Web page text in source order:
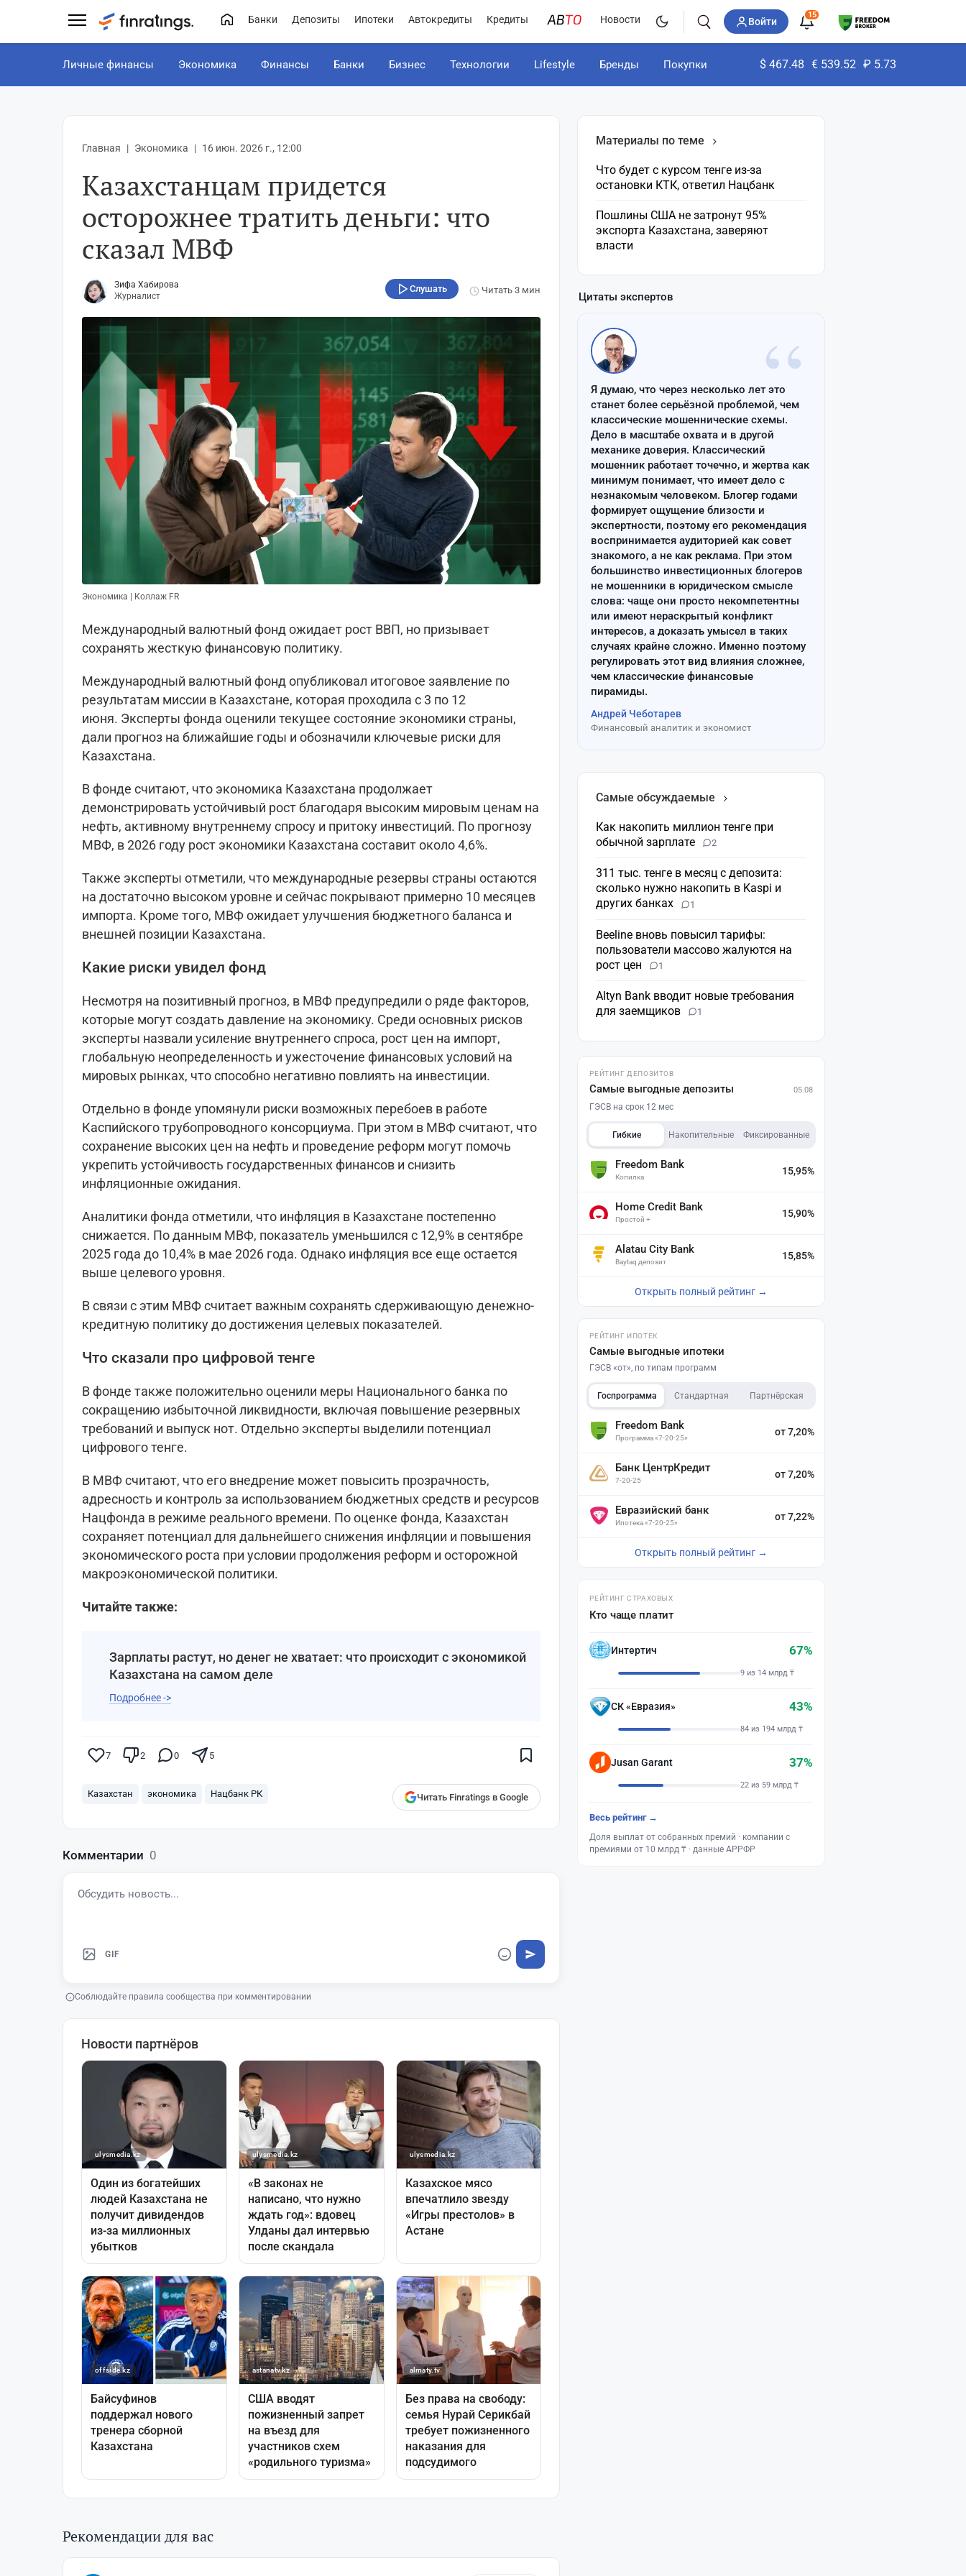
Банки Депозиты Ипотеки Автокредиты Кредиты Новости Войти
15
Личные финансы Экономика Финансы Банки Бизнес Технологии Lifestyle Бренды Покупки $ 467.48 € 539.52 ₽ 5.73
Главная Экономика 16 июн. 2026 г., 12:00
Казахстанцам придется
осторожнее тратить деньги: что
сказал МВФ
Зифа Хабирова
Журналист
Слушать Читать3 мин
Экономика | Коллаж FR
Международный валютный фонд ожидает рост ВВП, но призывает
сохранять жесткую финансовую политику.
Международный валютный фонд опубликовал итоговое заявление по
результатам миссии в Казахстане, которая проходила с 3 по 12
июня. Эксперты фонда оценили текущее состояние экономики страны,
дали прогноз на ближайшие годы и обозначили ключевые риски для
Казахстана.
В фонде считают, что экономика Казахстана продолжает
демонстрировать устойчивый рост благодаря высоким мировым ценам на
нефть, активному внутреннему спросу и притоку инвестиций. По прогнозу
МВФ, в 2026 году рост экономики Казахстана составит около 4,6%.
Также эксперты отметили, что международные резервы страны остаются
на достаточно высоком уровне и сейчас покрывают примерно 10 месяцев
импорта. Кроме того, МВФ ожидает улучшения бюджетного баланса и
внешней позиции Казахстана.
Какие риски увидел фонд
Несмотря на позитивный прогноз, в МВФ предупредили о ряде факторов,
которые могут создать давление на экономику. Среди основных рисков
эксперты назвали усиление внутреннего спроса, рост цен на импорт,
глобальную неопределенность и ужесточение финансовых условий на
мировых рынках, что способно негативно повлиять на инвестиции.
Отдельно в фонде упомянули риски возможных перебоев в работе
Каспийского трубопроводного консорциума. При этом в МВФ считают, что
сохранение высоких цен на нефть и проведение реформ могут помочь
укрепить устойчивость государственных финансов и снизить
инфляционные ожидания.
Аналитики фонда отметили, что инфляция в Казахстане постепенно
снижается. По данным МВФ, показатель уменьшился с 12,9% в сентябре
2025 года до 10,4% в мае 2026 года. Однако инфляция все еще остается
выше целевого уровня.
В связи с этим МВФ считает важным сохранять сдерживающую денежно-
кредитную политику до достижения целевых показателей.
Что сказали про цифровой тенге
В фонде также положительно оценили меры Национального банка по
сокращению избыточной ликвидности, включая повышение резервных
требований и выпуск нот. Отдельно эксперты выделили потенциал
цифрового тенге.
В МВФ считают, что его внедрение может повысить прозрачность,
адресность и контроль за использованием бюджетных средств и ресурсов
Нацфонда в режиме реального времени. По оценке фонда, Казахстан
сохраняет потенциал для дальнейшего снижения инфляции и повышения
экономического роста при условии продолжения реформ и осторожной
макроэкономической политики.
Читайте также:
Зарплаты растут, но денег не хватает: что происходит с экономикой
Казахстана на самом деле
Подробнее ->
7 2 0 5
Казахстан экономика Нацбанк РК Читать Finratings в Google
Комментарии 0
GIF
Соблюдайте правила сообщества при комментировании
Рекомендации для вас
Материалы по теме
Что будет с курсом тенге из-за
остановки КТК, ответил Нацбанк
Пошлины США не затронут 95%
экспорта Казахстана, заверяют
власти
Цитаты экспертов
“
Я думаю, что через несколько лет это
станет более серьёзной проблемой, чем
классические мошеннические схемы.
Дело в масштабе охвата и в другой
механике доверия. Классический
мошенник работает точечно, и жертва как
минимум понимает, что имеет дело с
незнакомым человеком. Блогер годами
формирует ощущение близости и
экспертности, поэтому его рекомендация
воспринимается аудиторией как совет
знакомого, а не как реклама. При этом
большинство инвестиционных блогеров
не мошенники в юридическом смысле
слова: чаще они просто некомпетентны
или имеют нераскрытый конфликт
интересов, а доказать умысел в таких
случаях крайне сложно. Именно поэтому
регулировать этот вид влияния сложнее,
чем классические финансовые
пирамиды.
Андрей Чеботарев
Финансовый аналитик и экономист
Самые обсуждаемые
Как накопить миллион тенге при
обычной зарплате
2
311 тыс. тенге в месяц с депозита:
сколько нужно накопить в Kaspi и
других банках
1
Beeline вновь повысил тарифы:
пользователи массово жалуются на
рост цен
1
Altyn Bank вводит новые требования
для заемщиков
1
РЕЙТИНГ ДЕПОЗИТОВ
Самые выгодные депозиты 05.08
ГЭСВ на срок 12 мес
Гибкие Накопительные Фиксированные
Freedom Bank
Копилка
15,95%
Home Credit Bank
Простой +
15,90%
Alatau City Bank
Baytaq депозит
15,85%
Открыть полный рейтинг →
РЕЙТИНГ ИПОТЕК
Самые выгодные ипотеки
ГЭСВ «от», по типам программ
Госпрограмма Стандартная Партнёрская
Freedom Bank
Программа «7-20-25»
от 7,20%
Банк ЦентрКредит
7-20-25
от 7,20%
Евразийский банк
Ипотека «7-20-25»
от 7,22%
Открыть полный рейтинг →
РЕЙТИНГ СТРАХОВЫХ
Кто чаще платит
Интертич 67%
9 из 14 млрд ₸
СК «Евразия» 43%
84 из 194 млрд ₸
Jusan Garant 37%
22 из 59 млрд ₸
Весь рейтинг →
Доля выплат от собранных премий · компании с
премиями от 10 млрд ₸ · данные АРРФР